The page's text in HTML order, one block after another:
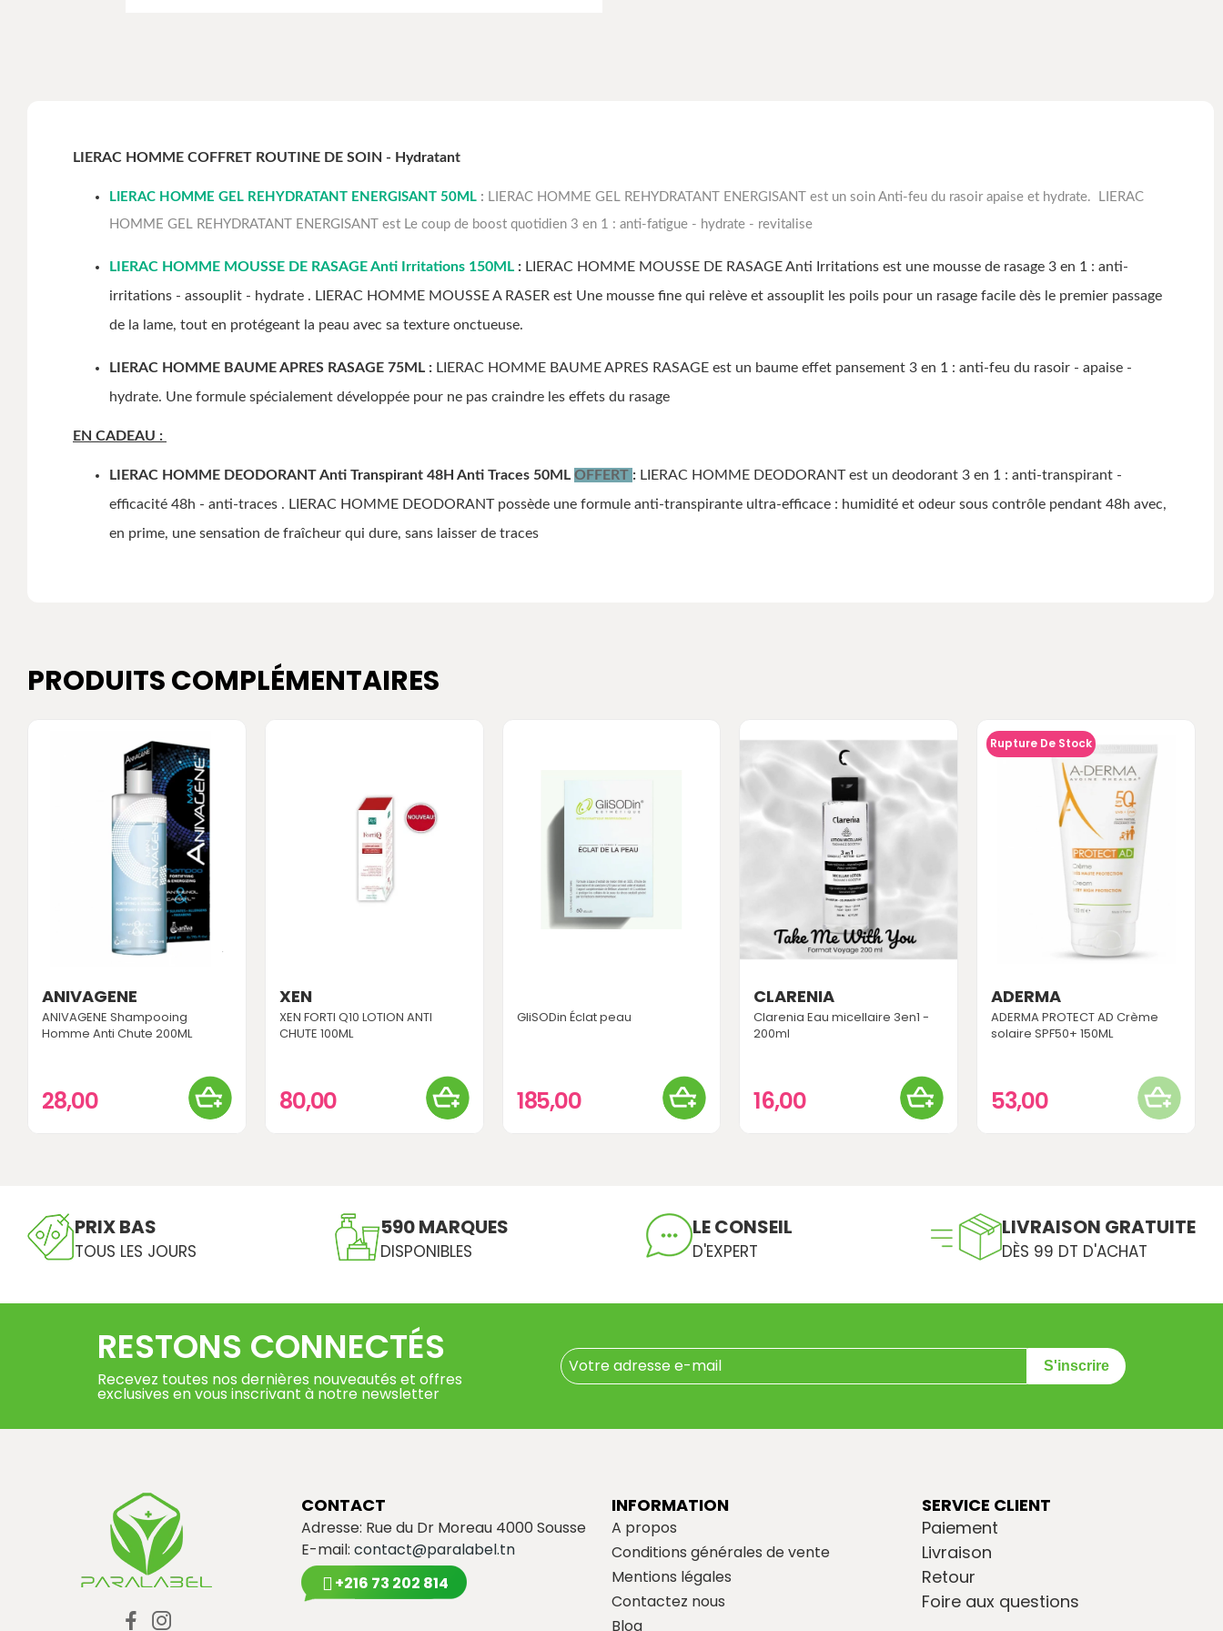
LIERAC HOMME COFFRET ROUTINE DE SOIN - Hydratant
LIERAC HOMME GEL REHYDRATANT ENERGISANT 50ML : LIERAC HOMME GEL REHYDRATANT ENERGISANT est un soin Anti-feu du rasoir apaise et hydrate. LIERAC
HOMME GEL REHYDRATANT ENERGISANT est Le coup de boost quotidien 3 en 1 : anti-fatigue - hydrate - revitalise
LIERAC HOMME MOUSSE DE RASAGE Anti Irritations 150ML : LIERAC HOMME MOUSSE DE RASAGE Anti Irritations est une mousse de rasage 3 en 1 : anti-
irritations - assouplit - hydrate . LIERAC HOMME MOUSSE A RASER est Une mousse fine qui relève et assouplit les poils pour un rasage facile dès le premier passage
de la lame, tout en protégeant la peau avec sa texture onctueuse.
LIERAC HOMME BAUME APRES RASAGE 75ML : LIERAC HOMME BAUME APRES RASAGE est un baume effet pansement 3 en 1 : anti-feu du rasoir - apaise -
hydrate. Une formule spécialement développée pour ne pas craindre les effets du rasage
EN CADEAU :
LIERAC HOMME DEODORANT Anti Transpirant 48H Anti Traces 50ML OFFERT : LIERAC HOMME DEODORANT est un deodorant 3 en 1 : anti-transpirant -
efficacité 48h - anti-traces . LIERAC HOMME DEODORANT possède une formule anti-transpirante ultra-efficace : humidité et odeur sous contrôle pendant 48h avec,
en prime, une sensation de fraîcheur qui dure, sans laisser de traces
PRODUITS COMPLÉMENTAIRES
ANIVAGENE
ANIVAGENE Shampooing
Homme Anti Chute 200ML
28,00
XEN
XEN FORTI Q10 LOTION ANTI
CHUTE 100ML
80,00
GliSODin Éclat peau
185,00
CLARENIA
Clarenia Eau micellaire 3en1 -
200ml
16,00
Rupture De Stock
ADERMA
ADERMA PROTECT AD Crème
solaire SPF50+ 150ML
53,00
PRIX BAS
TOUS LES JOURS
590 MARQUES
DISPONIBLES
LE CONSEIL
D'EXPERT
LIVRAISON GRATUITE
DÈS 99 DT D'ACHAT
RESTONS CONNECTÉS
Recevez toutes nos dernières nouveautés et offres
exclusives en vous inscrivant à notre newsletter
S'inscrire
CONTACT
Adresse: Rue du Dr Moreau 4000 Sousse
E-mail: contact@paralabel.tn
+216 73 202 814
INFORMATION
A propos
Conditions générales de vente
Mentions légales
Contactez nous
Blog
SERVICE CLIENT
Paiement
Livraison
Retour
Foire aux questions